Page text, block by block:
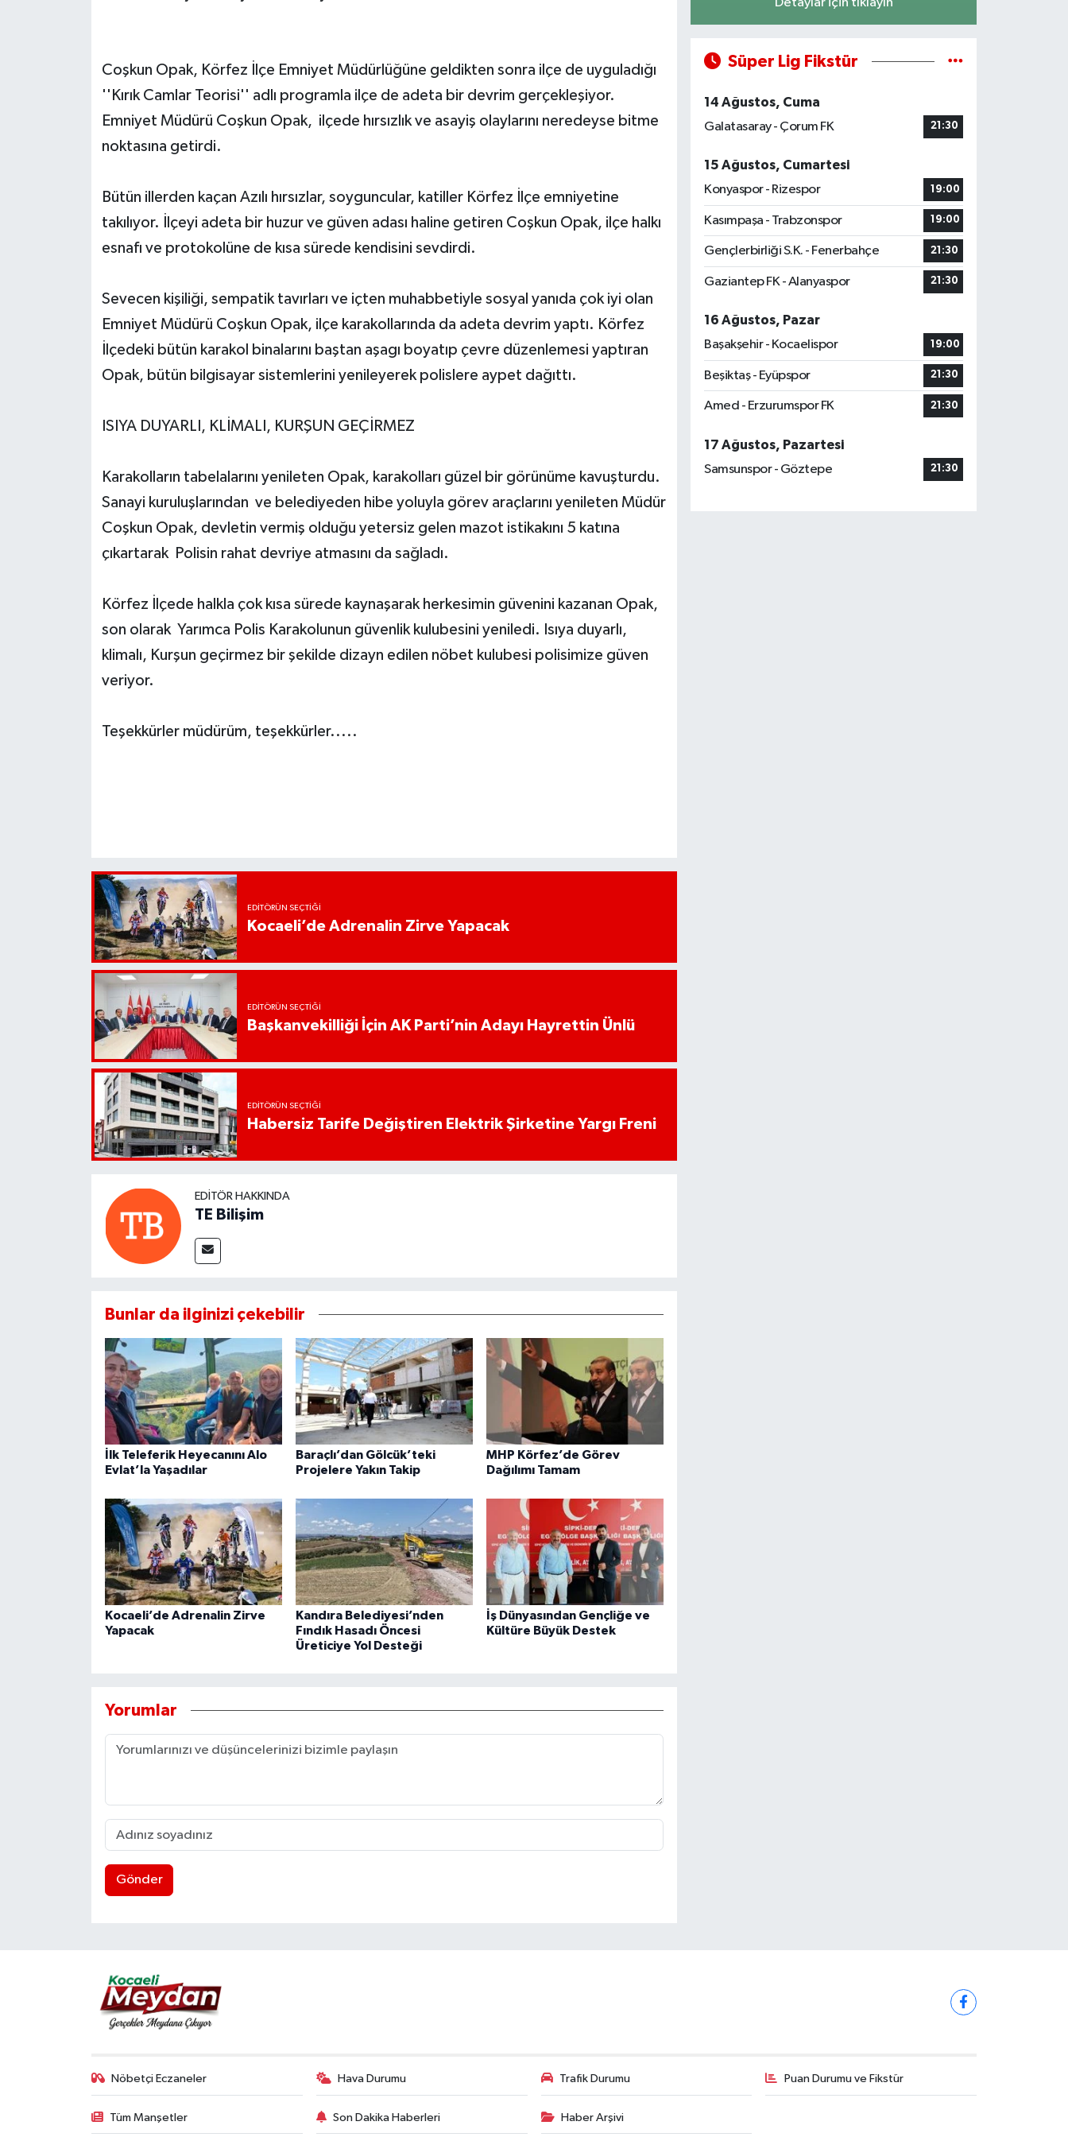
Coşkun Opak, Körfez İlçe Emniyet Müdürlüğüne geldikten sonra ilçe de uyguladığı
''Kırık Camlar Teorisi'' adlı programla ilçe de adeta bir devrim gerçekleşiyor.
Emniyet Müdürü Coşkun Opak, ilçede hırsızlık ve asayiş olaylarını neredeyse bitme
noktasına getirdi.
Bütün illerden kaçan Azılı hırsızlar, soyguncular, katiller Körfez İlçe emniyetine
takılıyor. İlçeyi adeta bir huzur ve güven adası haline getiren Coşkun Opak, ilçe halkı
esnafı ve protokolüne de kısa sürede kendisini sevdirdi.
Sevecen kişiliği, sempatik tavırları ve içten muhabbetiyle sosyal yanıda çok iyi olan
Emniyet Müdürü Coşkun Opak, ilçe karakollarında da adeta devrim yaptı. Körfez
İlçedeki bütün karakol binalarını baştan aşagı boyatıp çevre düzenlemesi yaptıran
Opak, bütün bilgisayar sistemlerini yenileyerek polislere aypet dağıttı.
ISIYA DUYARLI, KLİMALI, KURŞUN GEÇİRMEZ
Karakolların tabelalarını yenileten Opak, karakolları güzel bir görünüme kavuşturdu.
Sanayi kuruluşlarından ve belediyeden hibe yoluyla görev araçlarını yenileten Müdür
Coşkun Opak, devletin vermiş olduğu yetersiz gelen mazot istikakını 5 katına
çıkartarak Polisin rahat devriye atmasını da sağladı.
Körfez İlçede halkla çok kısa sürede kaynaşarak herkesimin güvenini kazanan Opak,
son olarak Yarımca Polis Karakolunun güvenlik kulubesini yeniledi. Isıya duyarlı,
klimalı, Kurşun geçirmez bir şekilde dizayn edilen nöbet kulubesi polisimize güven
veriyor.
Teşekkürler müdürüm, teşekkürler.....
EDITÖRÜN SEÇTIĞI
Kocaeli’de Adrenalin Zirve Yapacak
EDITÖRÜN SEÇTIĞI
Başkanvekilliği İçin AK Parti’nin Adayı Hayrettin Ünlü
EDITÖRÜN SEÇTIĞI
Habersiz Tarife Değiştiren Elektrik Şirketine Yargı Freni
EDITÖR HAKKINDA
TE Bilişim
Bunlar da ilginizi çekebilir
İlk Teleferik Heyecanını Alo
Evlat’la Yaşadılar
Baraçlı’dan Gölcük’teki
Projelere Yakın Takip
MHP Körfez’de Görev
Dağılımı Tamam
Kocaeli’de Adrenalin Zirve
Yapacak
Kandıra Belediyesi’nden
Fındık Hasadı Öncesi
Üreticiye Yol Desteği
İş Dünyasından Gençliğe ve
Kültüre Büyük Destek
Yorumlar
Gönder
Detaylar için tıklayın
Süper Lig Fikstür
14 Ağustos, Cuma
Galatasaray - Çorum FK
21:30
15 Ağustos, Cumartesi
Konyaspor - Rizespor
19:00
Kasımpaşa - Trabzonspor 19:00
Gençlerbirliği S.K. - Fenerbahçe 21:30
Gaziantep FK - Alanyaspor 21:30
16 Ağustos, Pazar
Başakşehir - Kocaelispor
19:00
Beşiktaş - Eyüpspor 21:30
Amed - Erzurumspor FK 21:30
17 Ağustos, Pazartesi
Samsunspor - Göztepe
21:30
Nöbetçi Eczaneler Hava Durumu Trafik Durumu Puan Durumu ve Fikstür
Tüm Manşetler Son Dakika Haberleri Haber Arşivi